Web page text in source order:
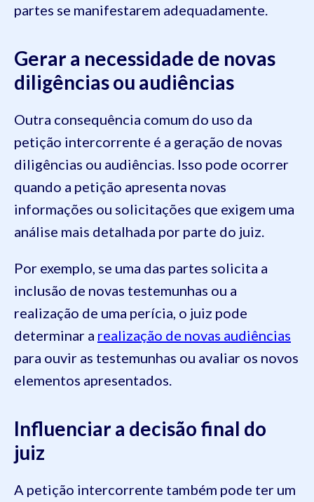
partes se manifestarem adequadamente.
Gerar a necessidade de novas
diligências ou audiências
Outra consequência comum do uso da
petição intercorrente é a geração de novas
diligências ou audiências. Isso pode ocorrer
quando a petição apresenta novas
informações ou solicitações que exigem uma
análise mais detalhada por parte do juiz.
Por exemplo, se uma das partes solicita a
inclusão de novas testemunhas ou a
realização de uma perícia, o juiz pode
determinar a realização de novas audiências
para ouvir as testemunhas ou avaliar os novos
elementos apresentados.
Influenciar a decisão final do
juiz
A petição intercorrente também pode ter um